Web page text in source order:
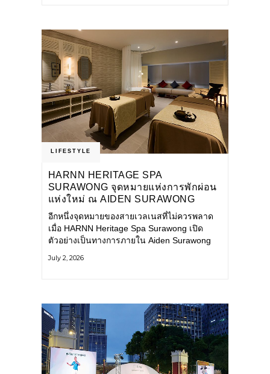
LIFESTYLE
HARNN HERITAGE SPA
SURAWONG จุดหมายแห่งการพักผ่อน
แห่งใหม่ ณ AIDEN SURAWONG
BANGKOK
อีกหนึ่งจุดหมายของสายเวลเนสที่ไม่ควรพลาด
เมื่อ HARNN Heritage Spa Surawong เปิด
ตัวอย่างเป็นทางการภายใน Aiden Surawong
ของเมืองใหญ่ มาสัมผัสประสบการณ์การพักผ่อน
July 2, 2026